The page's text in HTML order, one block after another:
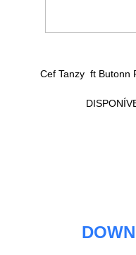
Cef Tanzy ft Butonn